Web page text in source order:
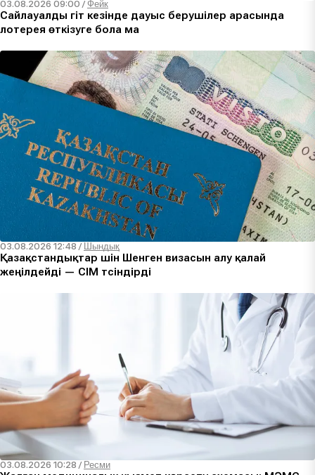
03.08.2026 09:00 /Фейк
Сайлауалды үгіт кезінде дауыс берушілер арасында
лотерея өткізуге бола ма
03.08.2026 12:48 / Шындық
Қазақстандықтар үшін Шенген визасын алу қалай
жеңілдейді — СІМ түсіндірді
03.08.2026 10:28 / Ресми